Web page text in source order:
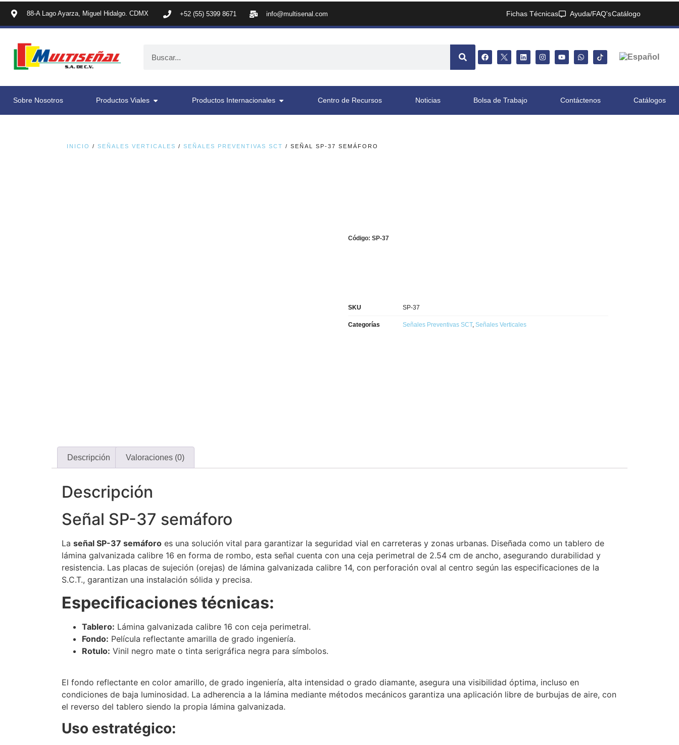
88-A Lago Ayarza, Miguel Hidalgo. CDMX +52 (55) 5399 8671 info@multisenal.com Fichas Técnicas Ayuda/FAQ'sCatálogo
Sobre Nosotros Productos Viales Productos Internacionales Centro de Recursos Noticias Bolsa de Trabajo Contáctenos Catálogos
INICIO / SEÑALES VERTICALES / SEÑALES PREVENTIVAS SCT / SEÑAL SP-37 SEMÁFORO
Código: SP-37
SKU SP-37
Categorías Señales Preventivas SCT, Señales Verticales
Descripción Valoraciones (0)
Descripción
Señal SP-37 semáforo
La señal SP-37 semáforo es una solución vital para garantizar la seguridad vial en carreteras y zonas urbanas. Diseñada como un tablero de
lámina galvanizada calibre 16 en forma de rombo, esta señal cuenta con una ceja perimetral de 2.54 cm de ancho, asegurando durabilidad y
resistencia. Las placas de sujeción (orejas) de lámina galvanizada calibre 14, con perforación oval al centro según las especificaciones de la
S.C.T., garantizan una instalación sólida y precisa.
Especificaciones técnicas:
Tablero: Lámina galvanizada calibre 16 con ceja perimetral.
Fondo: Película reflectante amarilla de grado ingeniería.
Rotulo: Vinil negro mate o tinta serigráfica negra para símbolos.
El fondo reflectante en color amarillo, de grado ingeniería, alta intensidad o grado diamante, asegura una visibilidad óptima, incluso en
condiciones de baja luminosidad. La adherencia a la lámina mediante métodos mecánicos garantiza una aplicación libre de burbujas de aire, con
el reverso del tablero siendo la propia lámina galvanizada.
Uso estratégico: